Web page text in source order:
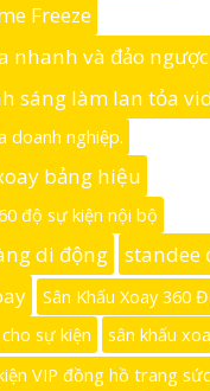
Freeze
nhanh và đảo ngược
sáng làm lan tỏa
doanh nghiệp.
bảng hiệu
độ sự kiện nội bộ
di động
standee
Sân Khấu Xoay 360
sự kiện
sân khấu
VIP đồng hồ trang sức